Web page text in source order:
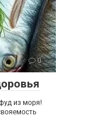
0
из моря!